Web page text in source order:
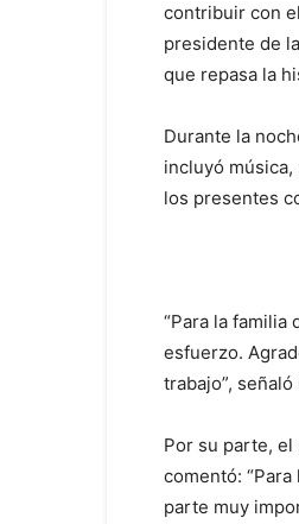
contribuir con
presidente de
que repasa la
Durante la
incluyó
los presentes
“Para la
esfuerzo.
trabajo”, señaló
Por su parte, el
comentó:
parte muy